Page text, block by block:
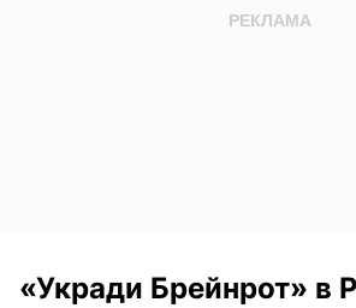
«Укради Брейнрот» в